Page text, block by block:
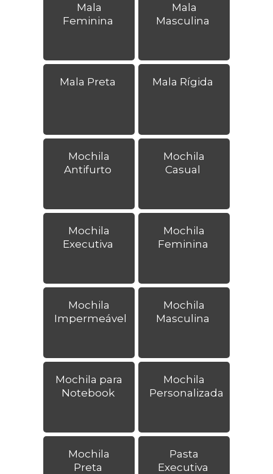
Mala
Feminina
Mala
Masculina
Mala Preta Mala Rígida
Mochila
Antifurto
Mochila
Casual
Mochila
Executiva
Mochila
Feminina
Mochila
Impermeável
Mochila
Masculina
Mochila para
Notebook
Mochila
Personalizada
Mochila
Preta
Pasta
Executiva